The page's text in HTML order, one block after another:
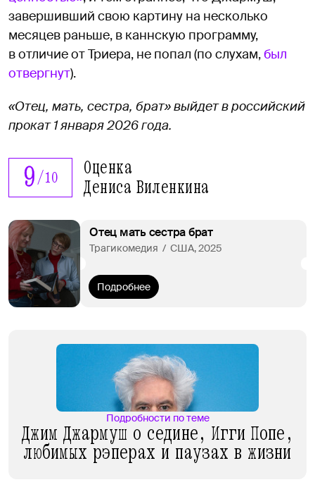
завершивший свою картину на несколько
месяцев раньше, в каннскую программу,
в отличие от Триера, не попал (по слухам, был
отвергнут).
«Отец, мать, сестра, брат» выйдет в российский
прокат 1 января 2026 года.
9/10 Оценка
Дениса Виленкина
Отец мать сестра брат
Трагикомедия  /  США, 2025
Подробнее
Подробности по теме
Джим Джармуш о седине, Игги Попе,
любимых рэперах и паузах в жизни